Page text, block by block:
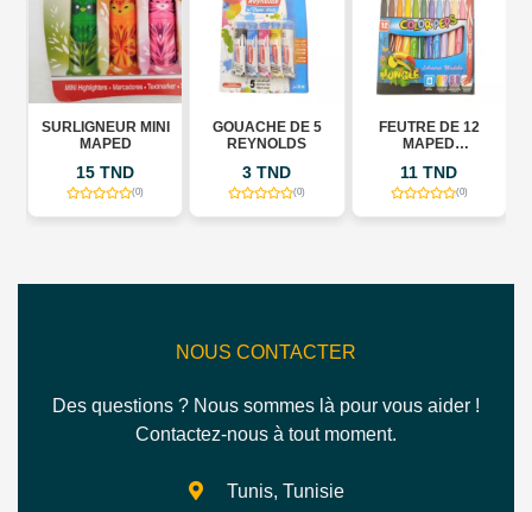
SURLIGNEUR MINI
MAPED
15 TND
(0)
GOUACHE DE 5
REYNOLDS
3 TND
(0)
FEUTRE DE 12
MAPED
11 TND
(0)
NOUS CONTACTER
Des questions ? Nous sommes là pour vous aider !
Contactez-nous à tout moment.
Tunis, Tunisie